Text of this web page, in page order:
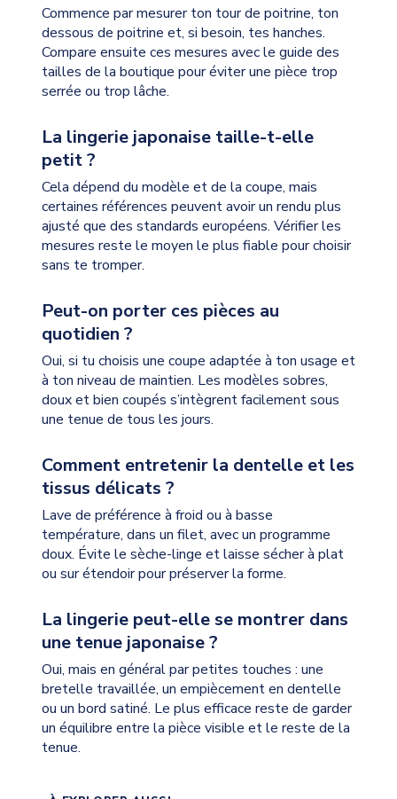
Commence par mesurer ton tour de poitrine, ton
dessous de poitrine et, si besoin, tes hanches.
Compare ensuite ces mesures avec le guide des
tailles de la boutique pour éviter une pièce trop
serrée ou trop lâche.
La lingerie japonaise taille-t-elle
petit ?
Cela dépend du modèle et de la coupe, mais
certaines références peuvent avoir un rendu plus
ajusté que des standards européens. Vérifier les
mesures reste le moyen le plus fiable pour choisir
sans te tromper.
Peut-on porter ces pièces au
quotidien ?
Oui, si tu choisis une coupe adaptée à ton usage et
à ton niveau de maintien. Les modèles sobres,
doux et bien coupés s’intègrent facilement sous
une tenue de tous les jours.
Comment entretenir la dentelle et les
tissus délicats ?
Lave de préférence à froid ou à basse
température, dans un filet, avec un programme
doux. Évite le sèche-linge et laisse sécher à plat
ou sur étendoir pour préserver la forme.
La lingerie peut-elle se montrer dans
une tenue japonaise ?
Oui, mais en général par petites touches : une
bretelle travaillée, un empiècement en dentelle
ou un bord satiné. Le plus efficace reste de garder
un équilibre entre la pièce visible et le reste de la
tenue.